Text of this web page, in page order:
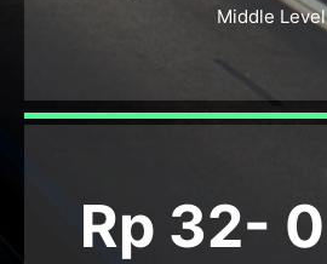
Middle Level
Rp 32- 0